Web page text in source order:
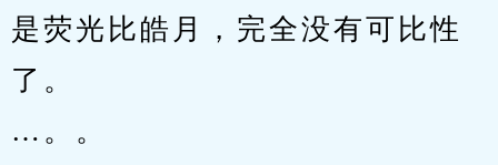
是荧光比皓月，完全没有可比性
了。
…。。